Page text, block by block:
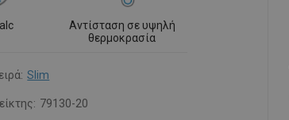
Αντίσταση σε υψηλή
θερμοκρασία
Slim
79130-20